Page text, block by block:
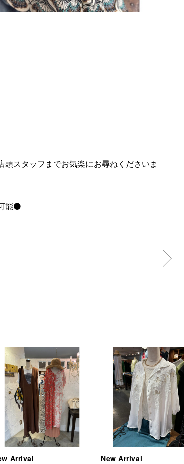
スタッフまでお気楽にお尋ねくださいま
能⚫️
Arrival New Arrival